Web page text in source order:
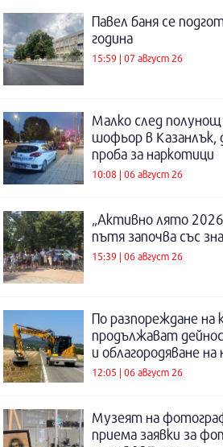
Павел баня се
година
15:59 | 07 август 26
Малко след полунощ
шофьор в Казанлък,
проба за наркотици
10:08 | 06 август 26
„Активно лято
пътя започва със
15:39 | 06 август 26
По разпореждане на
продължават
и облагородяване
12:05 | 06 август 26
Музеят на
приема заявки за